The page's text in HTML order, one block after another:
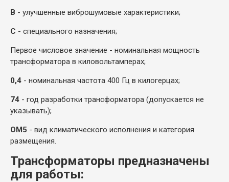
В - улучшенные виброшумовые характеристики;
С - специального назначения;
Первое числовое значение - номинальная мощность
трансформатора в киловольтамперах;
0,4 - номинальная частота 400 Гц в килогерцах;
74 - год разработки трансформатора (допускается не
указывать);
ОМ5 - вид климатического исполнения и категория
размещения.
Трансформаторы предназначены
для работы: